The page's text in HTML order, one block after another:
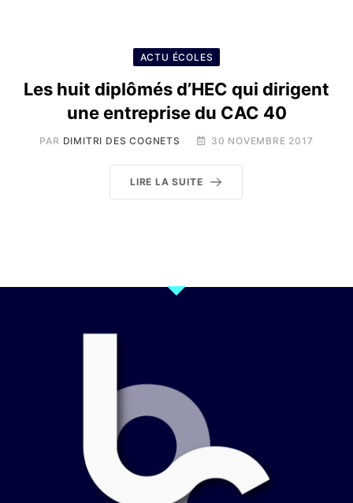
ACTU ÉCOLES
Les huit diplômés d’HEC qui dirigent
une entreprise du CAC 40
PAR DIMITRI DES COGNETS 30 NOVEMBRE 2017
LIRE LA SUITE